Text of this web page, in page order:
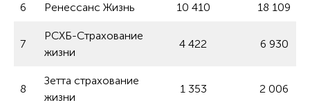
6 Ренессанс Жизнь 10 410 18 109
7
РСХБ-Страхование
жизни
4 422 6 930
8
Зетта страхование
жизни
1 353 2 006